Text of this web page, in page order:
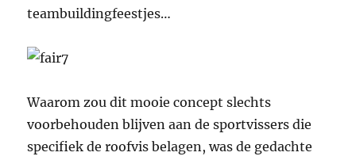
teambuildingfeestjes…
Waarom zou dit mooie concept slechts
voorbehouden blijven aan de sportvissers die
specifiek de roofvis belagen, was de gedachte